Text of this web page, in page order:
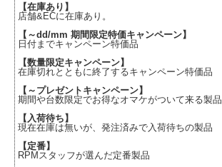
【在庫あり】
店舗&ECに在庫あり。
【～dd/mm 期間限定特価キャンペーン】
日付までキャンペーン特価品
【数量限定キャンペーン】
在庫切れとともに終了するキャンペーン特価品
【～プレゼントキャンペーン】
期間や台数限定でお得なオマケがついて来る製品
【入荷待ち】
現在在庫は無いが、発注済みで入荷待ちの製品
【定番】
RPMスタッフが選んだ定番製品